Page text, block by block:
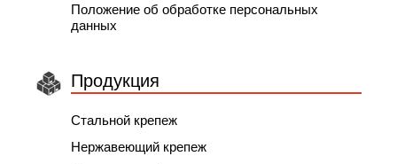
Положение об обработке персональных
данных
Продукция
Стальной крепеж
Нержавеющий крепеж